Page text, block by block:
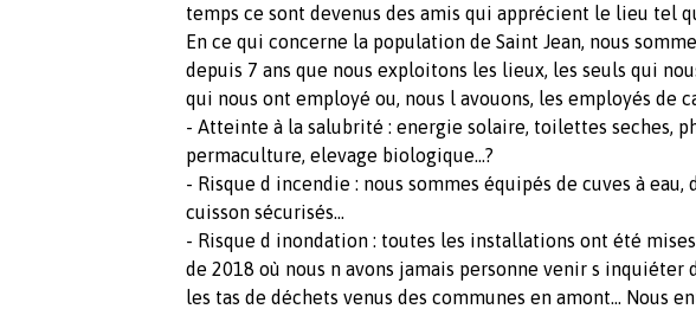
temps ce sont devenus des amis qui apprécient le lieu tel
En ce qui concerne la population de Saint Jean, nous
depuis 7 ans que nous exploitons les lieux, les seuls qui
qui nous ont employé ou, nous l avouons, les employés de
- Atteinte à la salubrité : energie solaire, toilettes seches,
permaculture, elevage biologique...?
- Risque d incendie : nous sommes équipés de cuves à eau,
cuisson sécurisés...
- Risque d inondation : toutes les installations ont été
de 2018 où nous n avons jamais personne venir s inquiéter
les tas de déchets venus des communes en amont... Nous